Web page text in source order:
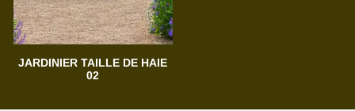
JARDINIER TAILLE DE HAIE
02